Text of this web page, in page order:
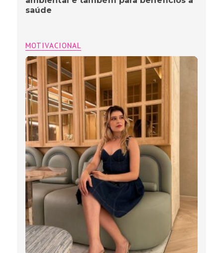
saúde
MOTIVACIONAL